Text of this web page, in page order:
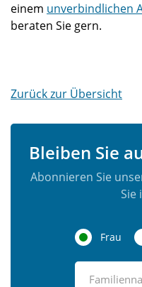
einem unverbindlichen
beraten Sie gern.
Zurück zur Übersicht
Bleiben Sie
Abonnieren Sie
Sie
Frau